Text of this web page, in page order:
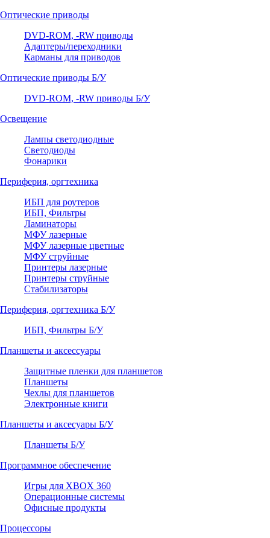
Оптические приводы
DVD-ROM, -RW приводы
Адаптеры/переходники
Карманы для приводов
Оптические приводы Б/У
DVD-ROM, -RW приводы Б/У
Освещение
Лампы светодиодные
Светодиоды
Фонарики
Периферия, оргтехника
ИБП для роутеров
ИБП, Фильтры
Ламинаторы
МФУ лазерные
МФУ лазерные цветные
МФУ струйные
Принтеры лазерные
Принтеры струйные
Стабилизаторы
Периферия, оргтехника Б/У
ИБП, Фильтры Б/У
Планшеты и аксессуары
Защитные пленки для планшетов
Планшеты
Чехлы для планшетов
Электронные книги
Планшеты и аксесуары Б/У
Планшеты Б/У
Программное обеспечение
Игры для XBOX 360
Операционные системы
Офисные продукты
Процессоры